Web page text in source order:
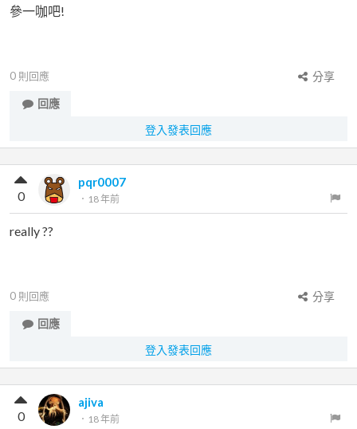
參一咖吧!
0 則回應
分享
回應
登入發表回應
pqr0007
． 18 年前
0
really ??
0 則回應
分享
回應
登入發表回應
ajiva
． 18 年前
0